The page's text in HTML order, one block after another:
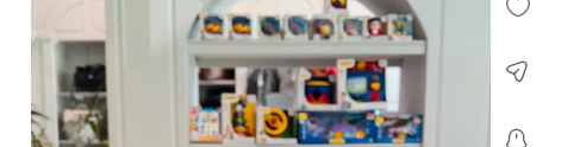
سرنگ داروخوری نوزاد
شانه برس کودک
پواربینی
لوازم حمام نوزاد